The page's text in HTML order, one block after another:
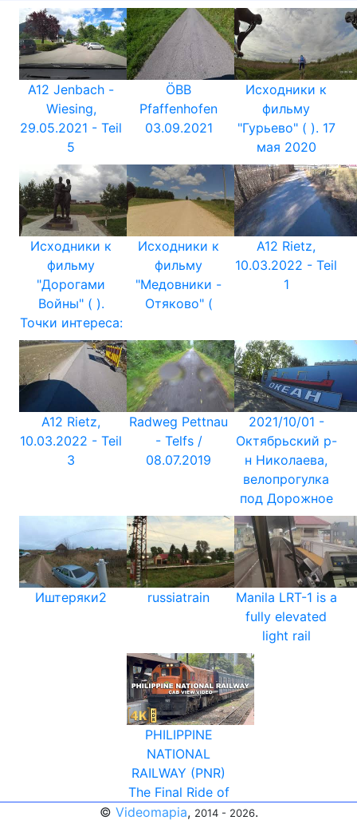
A12 Jenbach -
Wiesing,
29.05.2021 - Teil
5
ÖBB
Pfaffenhofen
03.09.2021
Исходники к
фильму
"Гурьево" ( ). 17
мая 2020
Исходники к
фильму
"Дорогами
Войны" ( ).
Точки интереса:
Исходники к
фильму
"Медовники -
Отяково" (
A12 Rietz,
10.03.2022 - Teil
1
A12 Rietz,
10.03.2022 - Teil
3
Radweg Pettnau
- Telfs /
08.07.2019
2021/10/01 -
Октябрьский р-
н Николаева,
велопрогулка
под Дорожное
Иштеряки2 russiatrain
Manila LRT-1 is a
fully elevated
light rail
PHILIPPINE
NATIONAL
RAILWAY (PNR)
The Final Ride of
© Videomapia, 2014 - 2026.